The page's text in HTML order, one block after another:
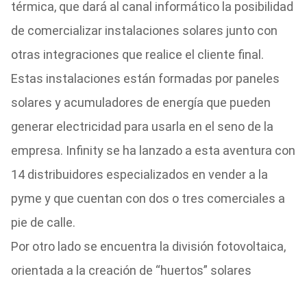
térmica, que dará al canal informático la posibilidad
de comercializar instalaciones solares junto con
otras integraciones que realice el cliente final.
Estas instalaciones están formadas por paneles
solares y acumuladores de energía que pueden
generar electricidad para usarla en el seno de la
empresa. Infinity se ha lanzado a esta aventura con
14 distribuidores especializados en vender a la
pyme y que cuentan con dos o tres comerciales a
pie de calle.
Por otro lado se encuentra la división fotovoltaica,
orientada a la creación de “huertos” solares